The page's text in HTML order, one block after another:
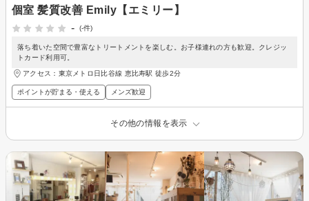
個室 髪質改善 Emily【エミリー】
-
(-件)
落ち着いた空間で豊富なトリートメントを楽しむ。お子様連れの方も歓迎。クレジッ
トカード利用可。
アクセス：東京メトロ日比谷線 恵比寿駅 徒歩2分
ポイントが貯まる・使える メンズ歓迎
その他の情報を表示